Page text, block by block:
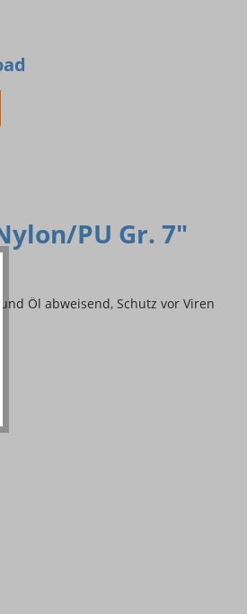
PU Gr. 7"
Öl abweisend, Schutz vor Viren